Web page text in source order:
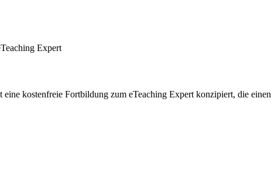
kostenfreie Fortbildung zum eTeaching Expert konzipiert, die einen